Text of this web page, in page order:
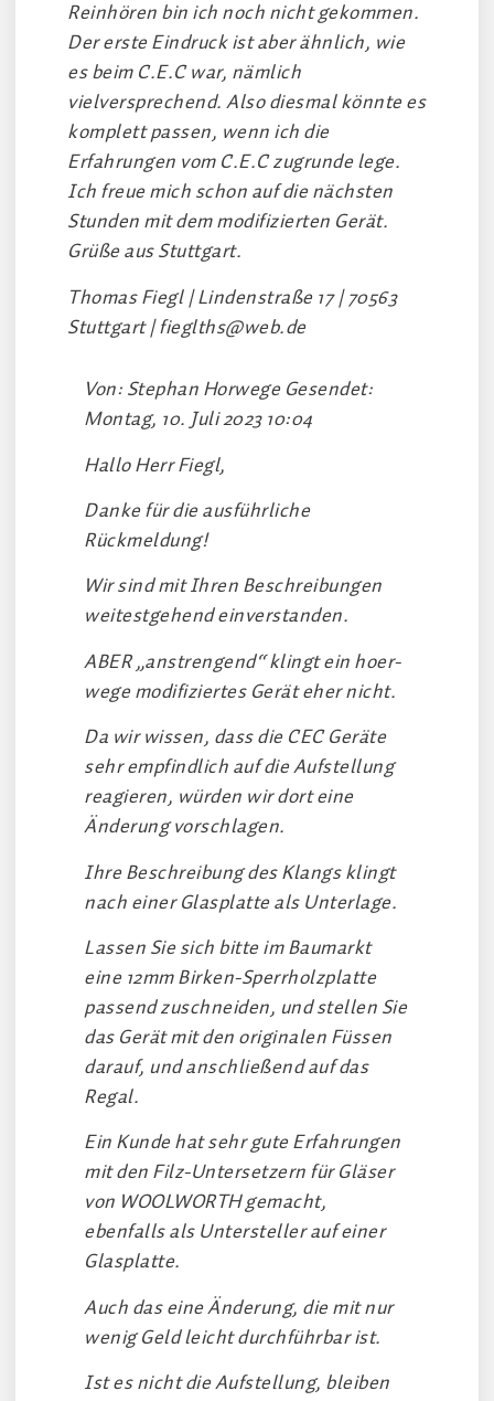
Reinhören bin ich noch nicht gekommen.
Der erste Eindruck ist aber ähnlich, wie
es beim C.E.C war, nämlich
vielversprechend. Also diesmal könnte es
komplett passen, wenn ich die
Erfahrungen vom C.E.C zugrunde lege.
Ich freue mich schon auf die nächsten
Stunden mit dem modifizierten Gerät.
Grüße aus Stuttgart.
Thomas Fiegl | Lindenstraße 17 | 70563
Stuttgart |fieglths@web.de
Von: Stephan Horwege Gesendet:
Montag, 10. Juli 2023 10:04
Hallo Herr Fiegl,
Danke für die ausführliche
Rückmeldung!
Wir sind mit Ihren Beschreibungen
weitestgehend einverstanden.
ABER „anstrengend“ klingt ein hoer-
wege modifiziertes Gerät eher nicht.
Da wir wissen, dass die CEC Geräte
sehr empfindlich auf die Aufstellung
reagieren, würden wir dort eine
Änderung vorschlagen.
Ihre Beschreibung des Klangs klingt
nach einer Glasplatte als Unterlage.
Lassen Sie sich bitte im Baumarkt
eine 12mm Birken-Sperrholzplatte
passend zuschneiden, und stellen Sie
das Gerät mit den originalen Füssen
darauf, und anschließend auf das
Regal.
Ein Kunde hat sehr gute Erfahrungen
mit den Filz-Untersetzern für Gläser
von WOOLWORTH gemacht,
ebenfalls als Untersteller auf einer
Glasplatte.
Auch das eine Änderung, die mit nur
wenig Geld leicht durchführbar ist.
Ist es nicht die Aufstellung, bleiben